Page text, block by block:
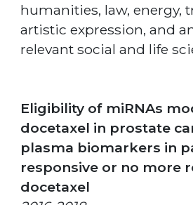
humanities, law, energy,
artistic expression, and
relevant social and life
Eligibility of miRNAs
docetaxel in prostate
plasma biomarkers in
responsive or no more
docetaxel